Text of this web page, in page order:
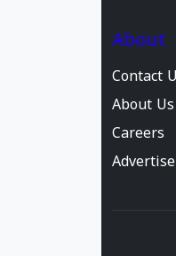
About
Contact
About Us
Careers
Advertise